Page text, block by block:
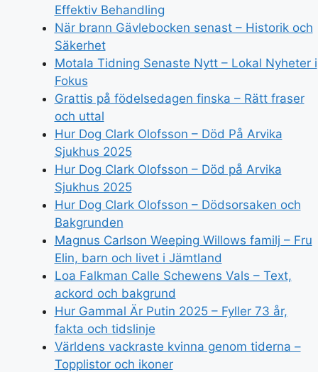
Effektiv Behandling
När brann Gävlebocken senast – Historik och
Säkerhet
Motala Tidning Senaste Nytt – Lokal Nyheter i
Fokus
Grattis på födelsedagen finska – Rätt fraser
och uttal
Hur Dog Clark Olofsson – Död På Arvika
Sjukhus 2025
Hur Dog Clark Olofsson – Död på Arvika
Sjukhus 2025
Hur Dog Clark Olofsson – Dödsorsaken och
Bakgrunden
Magnus Carlson Weeping Willows familj – Fru
Elin, barn och livet i Jämtland
Loa Falkman Calle Schewens Vals – Text,
ackord och bakgrund
Hur Gammal Är Putin 2025 – Fyller 73 år,
fakta och tidslinje
Världens vackraste kvinna genom tiderna –
Topplistor och ikoner